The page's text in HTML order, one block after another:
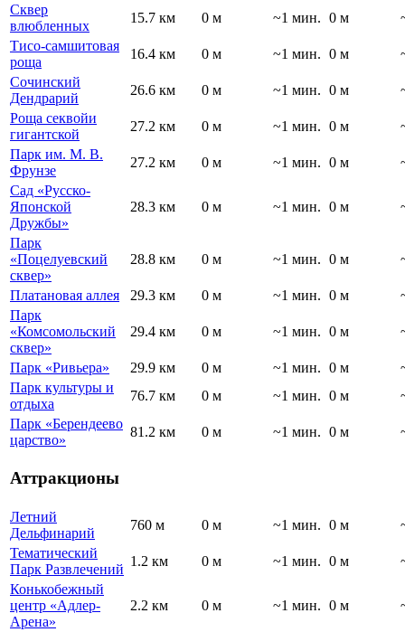
Сквер
влюбленных
15.7 км 0 м ~1 мин. 0 м
Тисо-самшитовая
роща
16.4 км 0 м ~1 мин. 0 м
Сочинский
Дендрарий
26.6 км 0 м ~1 мин. 0 м
Роща секвойи
гигантской
27.2 км 0 м ~1 мин. 0 м
Парк им. М. В.
Фрунзе
27.2 км 0 м ~1 мин. 0 м
Сад «Русско-
Японской
Дружбы»
28.3 км 0 м ~1 мин. 0 м
Парк
«Поцелуевский
сквер»
28.8 км 0 м ~1 мин. 0 м
Платановая аллея 29.3 км 0 м ~1 мин. 0 м
Парк
«Комсомольский
сквер»
29.4 км 0 м ~1 мин. 0 м
Парк «Ривьера» 29.9 км 0 м ~1 мин. 0 м
Парк культуры и
отдыха
76.7 км 0 м ~1 мин. 0 м
Парк «Берендеево
царство»
81.2 км 0 м ~1 мин. 0 м
Аттракционы
Летний
Дельфинарий
760 м 0 м ~1 мин. 0 м
Тематический
Парк Развлечений
1.2 км 0 м ~1 мин. 0 м
Конькобежный
центр «Адлер-
Арена»
2.2 км 0 м ~1 мин. 0 м